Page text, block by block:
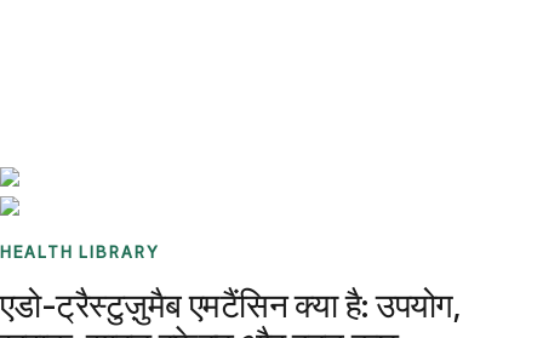
HEALTH LIBRARY
एडो-ट्रैस्टुज़ुमैब एमटैंसिन क्या है: उपयोग,